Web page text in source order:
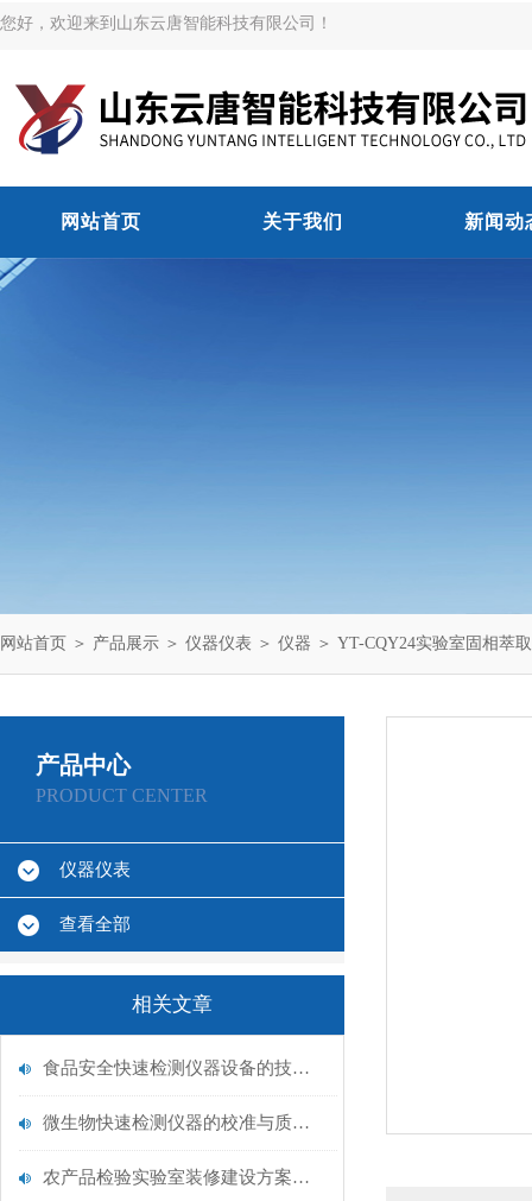
您好，欢迎来到山东云唐智能科技有限公司！
网站首页 关于我们 新闻动
网站首页 ＞ 产品展示 ＞ 仪器仪表 ＞ 仪器 ＞ YT-CQY24实验室固相萃
产品中心
PRODUCT CENTER
仪器仪表
查看全部
相关文章
食品安全快速检测仪器设备的技术演进与应用场景
微生物快速检测仪器的校准与质控：保证结果准确性的黄金法则
农产品检验实验室装修建设方案仪器配置清单@云唐仪器